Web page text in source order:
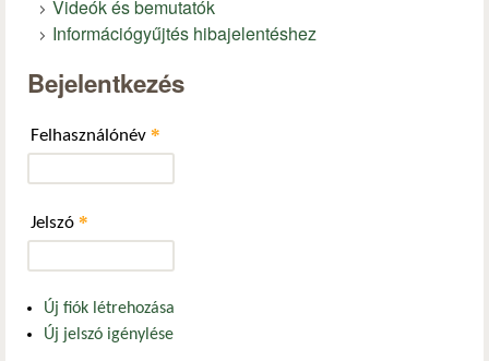
Videók és bemutatók
Információgyűjtés hibajelentéshez
Bejelentkezés
Felhasználónév *
Jelszó *
Új fiók létrehozása
Új jelszó igénylése